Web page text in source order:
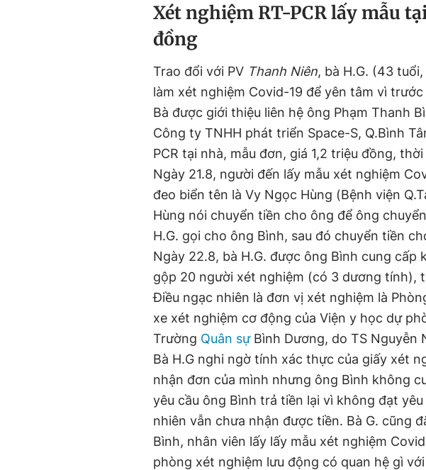
Xét nghiệm RT-PCR lấy mẫu
đồng
Trao đổi với PV Thanh Niên, bà H.G. (43
làm xét nghiệm Covid-19 để yên tâm vì
Bà được giới thiệu liên hệ ông Phạm Thanh
Công ty TNHH phát triển Space-S, Q.Bình
PCR tại nhà, mẫu đơn, giá 1,2 triệu đồng,
Ngày 21.8, người đến lấy mẫu xét nghiệm
đeo biển tên là Vy Ngọc Hùng (Bệnh viện
Hùng nói chuyển tiền cho ông để ông
H.G. gọi cho ông Bình, sau đó chuyển tiền
Ngày 22.8, bà H.G. được ông Bình cung cấp
gộp 20 người xét nghiệm (có 3 dương tính),
Điều ngạc nhiên là đơn vị xét nghiệm là
xe xét nghiệm cơ động của Viện y học dự
Trường Quân sựBình Dương, do TS Nguyễn
Bà H.G nghi ngờ tính xác thực của giấy xét
nhận đơn của mình nhưng ông Bình không
yêu cầu ông Bình trả tiền lại vì không đạt
nhiên vẫn chưa nhận được tiền. Bà G. cũng
Bình, nhân viên lấy lấy mẫu xét nghiệm
phòng xét nghiệm lưu động có quan hệ gì